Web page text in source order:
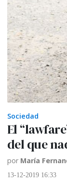
Sociedad
El
del que
por María
13-12-2019 16:33